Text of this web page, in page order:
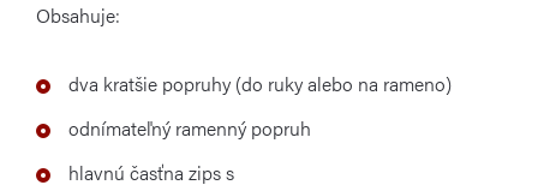
Obsahuje:
dva kratšie popruhy (do ruky alebo na rameno)
odnímateľný ramenný popruh
hlavnú časťna zips s